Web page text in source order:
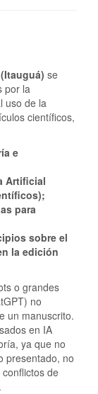
se
por la
uso de la
científicos,
e
Artificial
para
sobre el
la edición
o grandes
no
un manuscrito.
​​en IA
ya que no
presentado, no
de